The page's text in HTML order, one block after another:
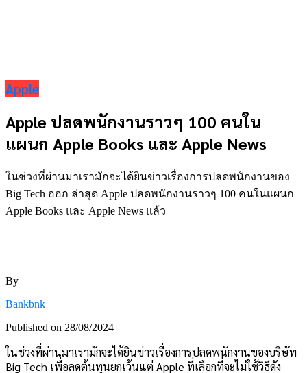
Apple
Apple ปลดพนักงานราวๆ 100 คนใน
แผนก Apple Books และ Apple News
ในช่วงที่ผ่านมาเรามักจะได้ยินข่าวเรื่องการปลดพนักงานของ
Big Tech ออก ล่าสุด Apple ปลดพนักงานราวๆ 100 คนในแผนก
Apple Books และ Apple News แล้ว
By
Bankbnk
Published on 28/08/2024
ในช่วงที่ผ่านมาเรามักจะได้ยินข่าวเรื่องการปลดพนักงานของบริษัท
Big Tech เพื่อลดต้นทุนยกเว้นแต่ Apple ที่เลือกที่จะไม่ใช้วิธีดัง